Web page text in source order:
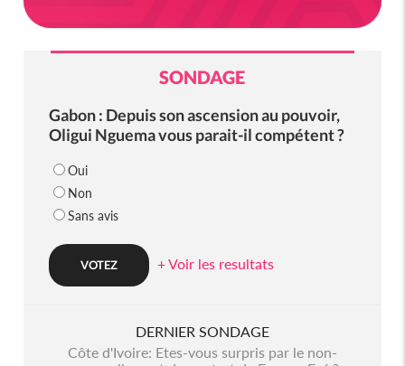
SONDAGE
Gabon : Depuis son ascension au pouvoir,
Oligui Nguema vous parait-il compétent ?
Oui
Non
Sans avis
+ Voir les resultats
DERNIER SONDAGE
Côte d'Ivoire: Etes-vous surpris par le non-